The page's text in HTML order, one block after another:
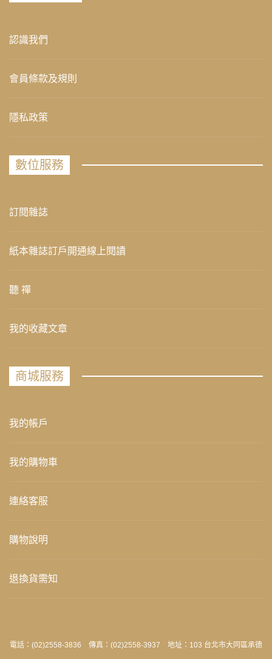
認識我們
會員條款及規則
隱私政策
數位服務
訂閱雜誌
紙本雜誌訂戶開通線上閱讀
聽 禪
我的收藏文章
商城服務
我的帳戶
我的購物車
連絡客服
購物說明
退換貨需知
電話：(02)2558-3836 傳真：(02)2558-3937 地址：103 台北市大同區承德